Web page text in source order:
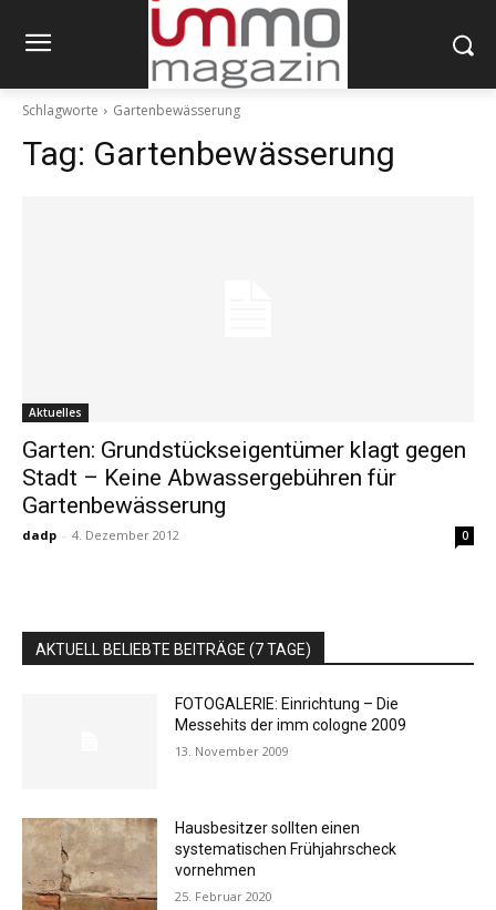
Schlagworte Gartenbewässerung
Tag: Gartenbewässerung
Aktuelles
Garten: Grundstückseigentümer klagt gegen
Stadt – Keine Abwassergebühren für
Gartenbewässerung
dadp - 4. Dezember 2012 0
AKTUELL BELIEBTE BEITRÄGE (7 TAGE)
FOTOGALERIE: Einrichtung – Die
Messehits der imm cologne 2009
13. November 2009
Hausbesitzer sollten einen
systematischen Frühjahrscheck
vornehmen
25. Februar 2020